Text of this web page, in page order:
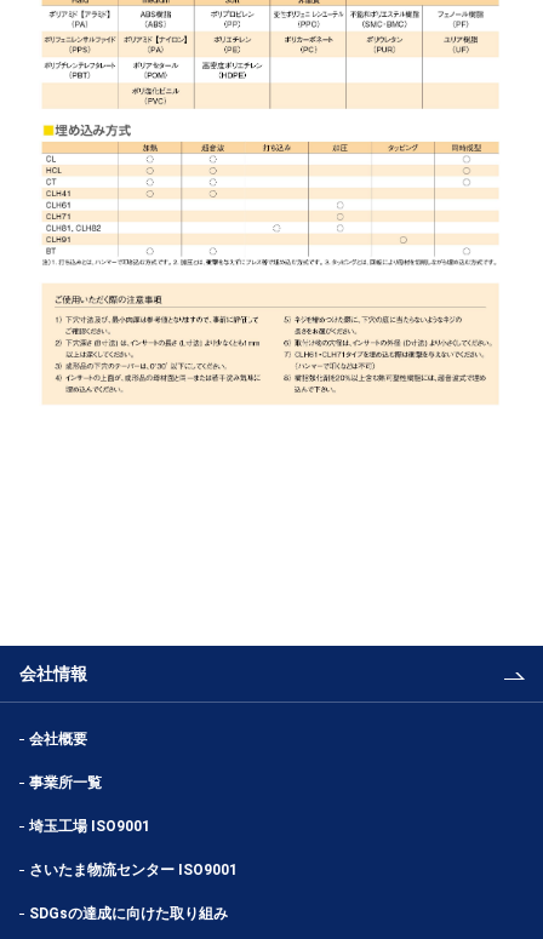
会社情報
会社概要
事業所一覧
埼玉工場 ISO9001
さいたま物流センター ISO9001
SDGsの達成に向けた取り組み